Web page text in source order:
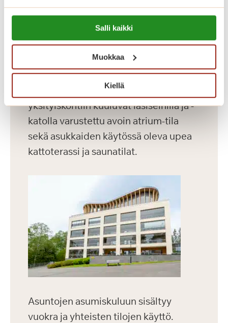
Lue lisää evästeistä:
https://sagacare.fi/evasteet/
Salli kaikki
Muokkaa
Kiellä
Dosentinlinna
Dosentinlinna on vuonna 2016
valmistunut laajennusosa.
Dosentinlinnassa on 71 modernia
asuntoa, joiden koko vaihtelee 30-60
m² välillä. Rakennuksen vaikuttaviin
yksityiskohtiin kuuluvat lasiseinillä ja -
katolla varustettu avoin atrium-tila
sekä asukkaiden käytössä oleva upea
kattoterassi ja saunatilat.
Asuntojen asumiskuluun sisältyy
vuokra ja yhteisten tilojen käyttö.